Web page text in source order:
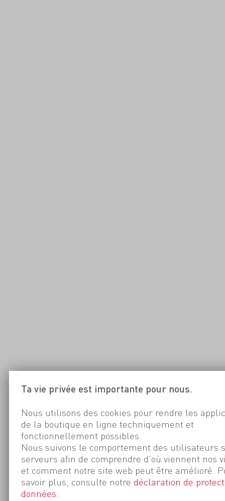
Ta vie privée est importante pour nous.
Nous utilisons des cookies pour rendre les
de la boutique en ligne techniquement et
fonctionnellement possibles.
Nous suivons le comportement des utilisateurs
serveurs afin de comprendre d'où viennent nos
et comment notre site web peut être amélioré.
savoir plus, consulte notre déclaration de
données